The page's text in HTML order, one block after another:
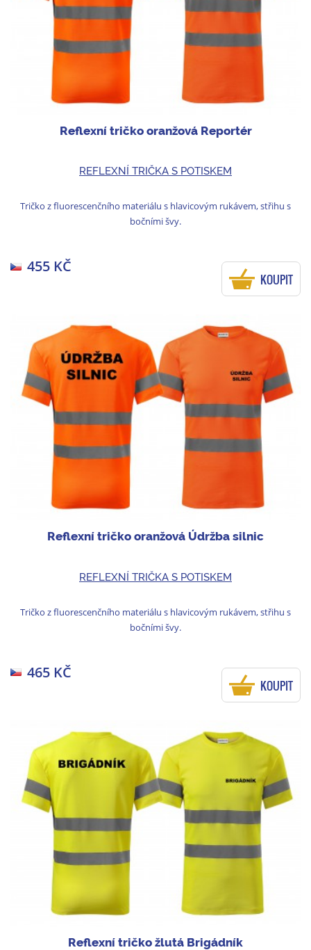
Reflexní tričko oranžová Reportér
REFLEXNÍ TRIČKA S POTISKEM
Tričko z fluorescenčního materiálu s hlavicovým rukávem, střihu s
bočními švy.
455 KČ
KOUPIT
Reflexní tričko oranžová Údržba silnic
REFLEXNÍ TRIČKA S POTISKEM
Tričko z fluorescenčního materiálu s hlavicovým rukávem, střihu s
bočními švy.
465 KČ
KOUPIT
Reflexní tričko žlutá Brigádník